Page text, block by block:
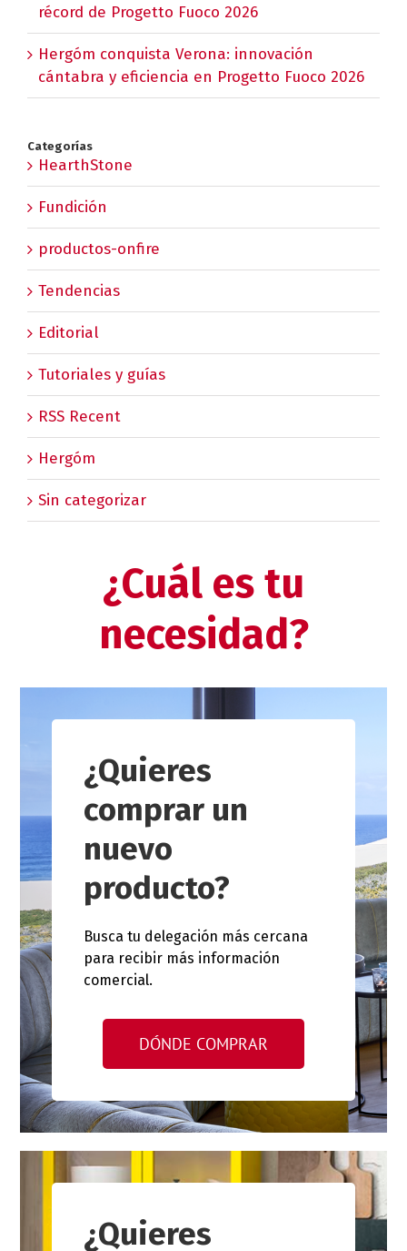
récord de Progetto Fuoco 2026
Hergóm conquista Verona: innovación
cántabra y eficiencia en Progetto Fuoco 2026
Categorías
HearthStone
Fundición
productos-onfire
Tendencias
Editorial
Tutoriales y guías
RSS Recent
Hergóm
Sin categorizar
¿Cuál es tu
necesidad?
¿Quieres
comprar un
nuevo
producto?
Busca tu delegación más cercana
para recibir más información
comercial.
DÓNDE COMPRAR
¿Quieres